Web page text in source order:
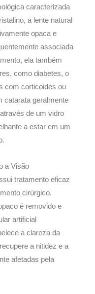
caracterizada
a lente natural
opaca e
associada
ela também
como diabetes, o
com corticoides ou
catarata geralmente
de um vidro
a estar em um
a Visão
tratamento eficaz
cirúrgico.
é removido e
artificial
a clareza da
a nitidez e a
afetadas pela